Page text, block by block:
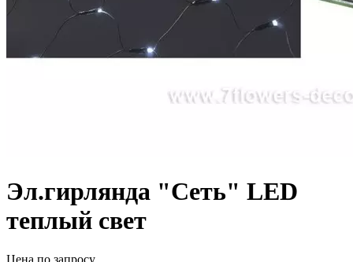
Эл.гирлянда "Сеть" LED
теплый свет
Цена по запросу